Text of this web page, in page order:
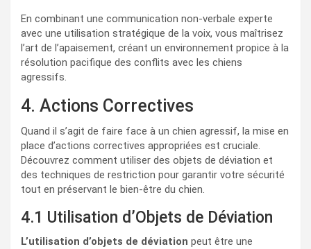
En combinant une communication non-verbale experte
avec une utilisation stratégique de la voix, vous maîtrisez
l’art de l’apaisement, créant un environnement propice à la
résolution pacifique des conflits avec les chiens
agressifs.
4. Actions Correctives
Quand il s’agit de faire face à un chien agressif, la mise en
place d’actions correctives appropriées est cruciale.
Découvrez comment utiliser des objets de déviation et
des techniques de restriction pour garantir votre sécurité
tout en préservant le bien-être du chien.
4.1 Utilisation d’Objets de Déviation
L’utilisation d’objets de déviation peut être une